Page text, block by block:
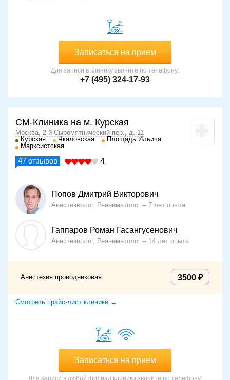
Записаться на прием
Для записи в клинику звоните по телефону:
+7 (495) 324-17-93
СМ-Клиника на м. Курская
Москва, 2-й Сыромятнический пер., д. 11
Курская
Чкаловская
Площадь Ильича
Марксистская
47 отзывов 4
Попов Дмитрий Викторович
Анестезиолог, Реаниматолог 7 лет опыта
Гаппаров Роман Гасангусенович
Анестезиолог, Реаниматолог 14 лет опыта
Анестезия проводниковая 3500
Смотреть прайс-лист клиники →
Записаться на прием